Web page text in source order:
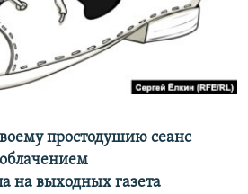
простодушию сеанс
на выходных газета